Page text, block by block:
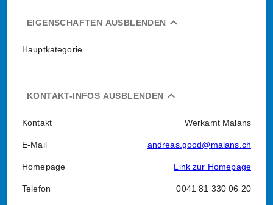
expand_less
EIGENSCHAFTEN AUSBLENDEN
Hauptkategorie
expand_less
KONTAKT-INFOS AUSBLENDEN
Kontakt Werkamt Malans
E-Mail andreas.good@malans.ch
Homepage Link zur Homepage
Telefon 0041 81 330 06 20